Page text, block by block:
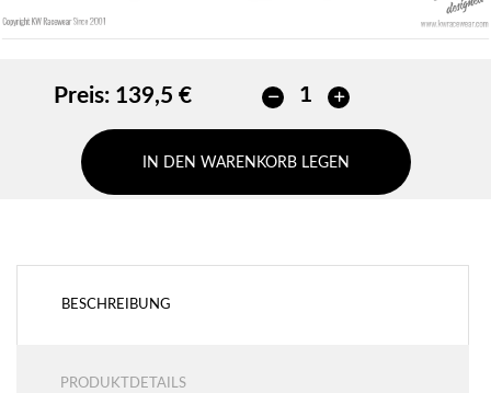
Preis: 139,5 €
IN DEN WARENKORB LEGEN
BESCHREIBUNG
PRODUKTDETAILS